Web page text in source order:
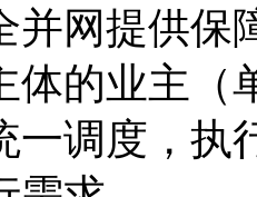
并网提供保
体的业主（
一调度，执